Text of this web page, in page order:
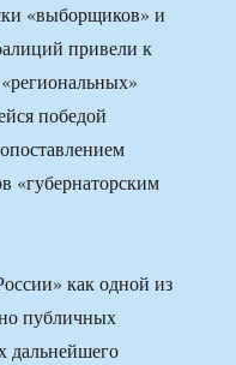
«выборщиков» и
привели к
победой
«губернаторским
как одной из
публичных
дальнейшего